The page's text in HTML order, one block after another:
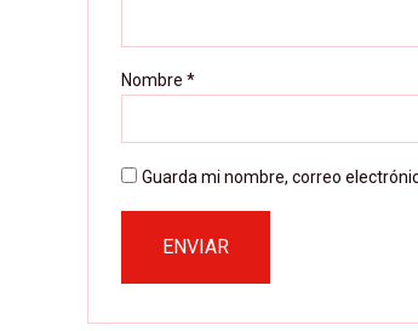
Nombre *
Guarda mi nombre, correo